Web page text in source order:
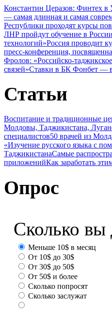
Константин Церазов: Финтех в
— самая длинная и самая
Республики проходят курсы
ЛНР пройдут обучение в России
технологий»Россия проводит
пресс-конференция,
Фролов: «Российско-
связей»Ставки в БК Фонбет —
Статьи
Воспитание и традиционные
Молдовы, Таджикистана,
специалистов50 врачей из
«Изучение русского языка с
ТаджикистанаСамые
приложенийКак заработать
Опрос
Сколько вы
Меньше 10$ в месяц
От 10$ до 30$
От 30$ до 50$
От 50$ и более
Сколько попросят
Сколько заслужат